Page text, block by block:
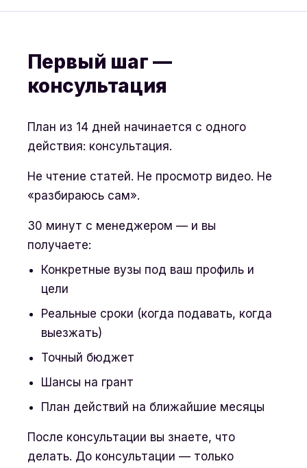
Первый шаг —
консультация
План из 14 дней начинается с одного
действия: консультация.
Не чтение статей. Не просмотр видео. Не
«разбираюсь сам».
30 минут с менеджером — и вы
получаете:
Конкретные вузы под ваш профиль и
цели
Реальные сроки (когда подавать, когда
выезжать)
Точный бюджет
Шансы на грант
План действий на ближайшие месяцы
После консультации вы знаете, что
делать. До консультации — только